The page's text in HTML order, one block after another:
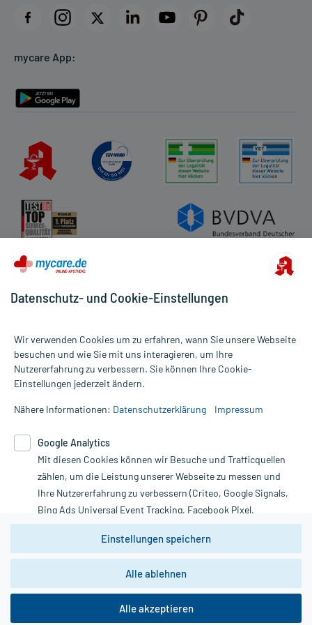
Datenschutz
Rückgabe/Widerruf
mycare App:
Alle Preise gelten inkl. MwSt., ggf. zzgl. Versandkosten
Informationen auf dieser Website werden ausschließlich für
die Untersuchung und Behandlung durch einen Arzt. Bitte
Therapien eingeleitet werden können. | Diese Webseite benutzt
Google Analytics. Lesen Sie bitte dazu die wichtigen Hinweise in
unserer Datenschutzerklärung. Für den Widerruf einer Bestellung
nutzen Sie das Formular:
Vertrag widerrufen
*Hinweise zu unseren Aktionen und Bewertungen
copyright @ 2026 Roland Helle e.K. - Versandapotheke - Alle Rechte vorbehalten
Datenschutz- und Cookie-Einstellungen
Wir verwenden Cookies um zu erfahren, wann Sie unsere Webseite
besuchen und wie Sie mit uns interagieren, um Ihre
Nutzererfahrung zu verbessern. Sie können Ihre Cookie-
Einstellungen jederzeit ändern.
Nähere Informationen: Datenschutzerklärung Impressum
Google Analytics
Mit diesen Cookies können wir Besuche und Trafficquellen
zählen, um die Leistung unserer Webseite zu messen und
Ihre Nutzererfahrung zu verbessern (Criteo, Google Signals,
Bing Ads Universal Event Tracking, Facebook Pixel,
Youtube-Social Plugin).
Wir weisen darauf hin, dass die
zwingend den Europäischen Anforderungen gem. EU-
DSGVO genügen und ein Datentransfer in Drittstaaten bzw.
Daten dort verarbeitet werden, kann nicht geprüft und
nachvollzogen werden.
Einstellungen speichern
Alle ablehnen
Alle akzeptieren